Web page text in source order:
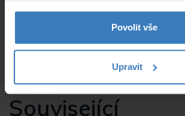
Povolit vše
Upravit
0.316 kg
Související